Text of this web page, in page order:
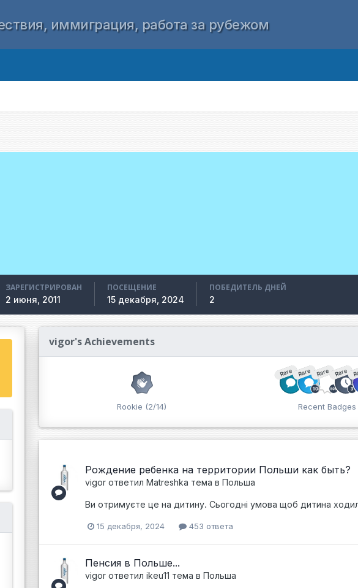
иммиграция, работа за рубежом
ЗАРЕГИСТРИРОВАН
2 июня, 2011
ПОСЕЩЕНИЕ
15 декабря, 2024
ПОБЕДИТЕЛЬ ДНЕЙ
2
vigor's Achievements
Rookie (2/14)
Rare Rare Rare Rare
Recent Badges
Poждение ребенка на территории Польши как быть?
vigor ответил Matreshka тема в Польша
Ви отримуєте це на дитину. Сьогодні умова щоб дитина
15 декабря, 2024 453 ответа
Пенсия в Польше...
vigor ответил ikeu11 тема в Польша